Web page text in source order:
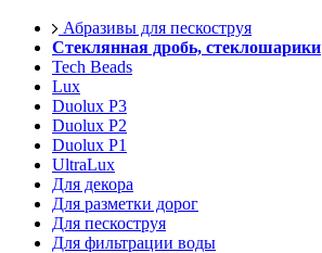
Абразивы для пескоструя
Стеклянная дробь, стеклошарики
Tech Beads
Lux
Duolux P3
Duolux P2
Duolux P1
UltraLux
Для декора
Для разметки дорог
Для пескоструя
Для фильтрации воды